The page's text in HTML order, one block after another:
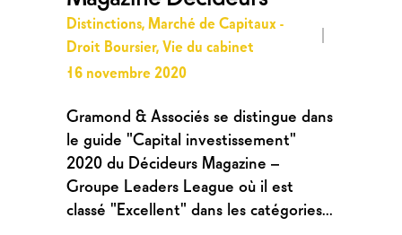
Distinctions,Marché de Capitaux -
Droit Boursier,Vie du cabinet
16 novembre 2020
Gramond & Associés se distingue dans
le guide "Capital investissement"
2020 du Décideurs Magazine –
Groupe Leaders League où il est
classé "Excellent" dans les catégories...